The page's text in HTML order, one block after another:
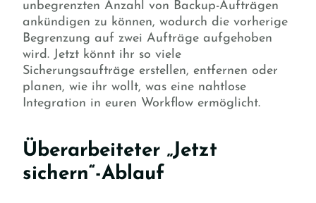
unbegrenzten Anzahl von Backup-Aufträgen
ankündigen zu können, wodurch die vorherige
Begrenzung auf zwei Aufträge aufgehoben
wird. Jetzt könnt ihr so viele
Sicherungsaufträge erstellen, entfernen oder
planen, wie ihr wollt, was eine nahtlose
Integration in euren Workflow ermöglicht.
Überarbeiteter „Jetzt
sichern“-Ablauf